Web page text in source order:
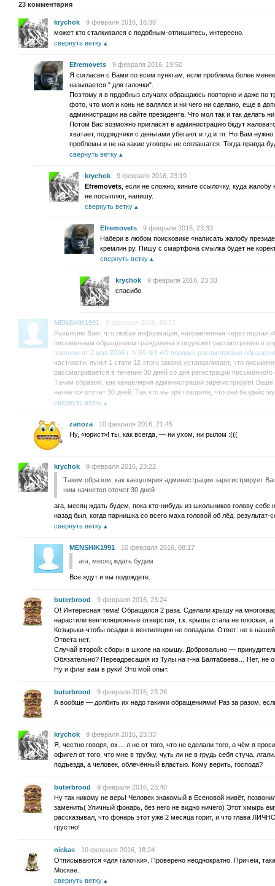
23 комментария
krychok
9 февраля 2016, 16:38
может кто сталкивался с подобным-отпишитесь, интересно.
свернуть ветку
Efremovets
9 февраля 2016, 19:50
Я согласен с Вами по всем пунктам, если проблема более
называется " для галочки".
Поэтому я в прдобныз случаях обращаюсь повторно и даже по
фото, что мол и конь не валялся и ни чего ни сделано, еще в
администрации на сайте президента. Что мол так и так делать
Потом Вас возможно пригласят в администрацию бкдут
хватает, подрядчики с деньгами убегают и тд и тп. Но Вам
проблемы и не на какие уговоры не соглашатся. Тогда правда
свернуть ветку
krychok
9 февраля 2016, 23:19
Efremovets , если не сложно, киньте ссылочку, куда
не посыплют, напишу.
свернуть ветку
Efremovets
9 февраля 2016, 23:33
Набери в любом поисковике «написать жалобу
кремлин ру. Пишу с смартфона смылка будет не
свернуть ветку
krychok
9 февраля 2016, 23:33
спасибо
MENSHIK1991
9 февраля 2016, 20:57
Разъясню Вам, что любая информация, направленная через портал
письменным обращением гражданина и подлежит рассмотрению в
законом от 2 мая 2006 г. N 59-ФЗ «О порядке рассмотрения
частности, пункт 1 стати 12 этого закона устанавливает, что
рассматривается в течение 30 дней со дня регистрации
Таким образом, как канцелярия администрации зарегистрирует
начнется отсчет 30 дней. Так что вы зря говорите, что они
свернуть ветку
zanoza
10 февраля 2016, 21:45
Ну, «юрист»! ты, как всегда, — ни ухом, ни рылом :(((
krychok
9 февраля 2016, 23:22
Таким образом, как канцелярия администрации зарегистрирует
ним начнется отсчет 30 дней
ага, месяц ждать будем, пока кто-нибудь из школьников голову себе
назад был, когда парнишка со всего маха головой об лёд. результат-
свернуть ветку
MENSHIK1991
10 февраля 2016, 08:17
ага, месяц ждать будем
Все ждут и вы подождете.
buterbrood
9 февраля 2016, 23:24
О! Интересная тема! Обращался 2 раза. Сделали крышу на
нарастили вентиляционные отверстия, т.к. крыша стала не плоская,
Козырьки-чтобы осадки в вентиляцию не попадали. Ответ: не в
Ответа нет.
Случай второй: сборы в школе на крышу. Добровольно —
Обязательно? Переадресация из Тулы на г-на Балтабаева… Нет, не
Ну и флаг вам в руки! Это мой опыт.
buterbrood
9 февраля 2016, 23:26
А вообще — долбить их надо такими обращениями! Раз за разом,
krychok
9 февраля 2016, 23:33
Я, честно говоря, ох… л не от того, что не сделали того, о чём я
офигел от того, что мне в трубку, чуть ли не в грудь себя стуча,
подъезда, а человек, облечённый властью. Кому верить, господа?
buterbrood
9 февраля 2016, 23:40
Ну так никому не верь! Человек знакомый в Есеновой живёт,
заменить( Уличный фонарь, без него не видно ничего) Этот хмырь
рассказывал, что фонарь этот уже 2 месяца горит, и что глава
грустно!
nickas
10 февраля 2016, 18:24
Отписываются «для галочки». Проверено неоднократно. Причем,
Москве.
свернуть ветку